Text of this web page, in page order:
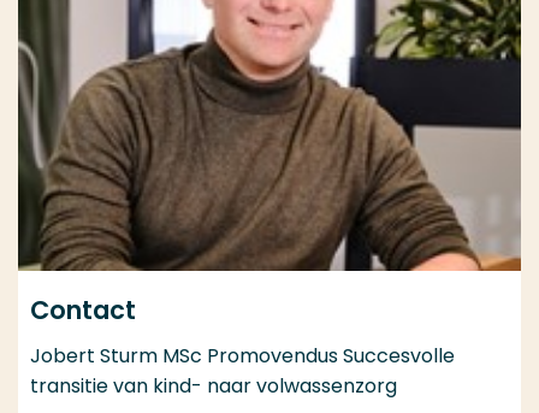
Contact
Jobert Sturm MSc Promovendus Succesvolle
transitie van kind- naar volwassenzorg